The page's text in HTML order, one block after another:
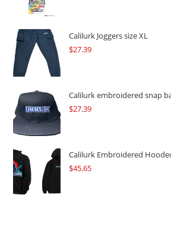
$109.57.$82.17.
Calilurk Joggers size XL
$27.39
Calilurk embroidered snap
$27.39
Calilurk Embroidered
$45.65